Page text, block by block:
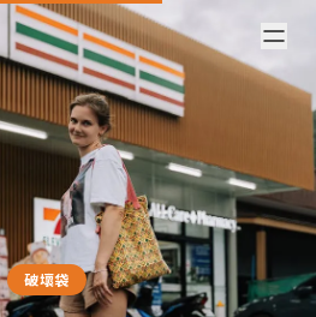
破壞袋